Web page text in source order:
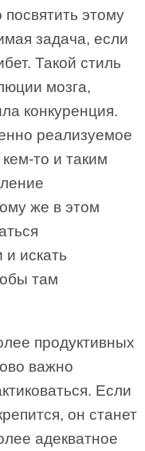
этому
задача, если
Такой стиль
мозга,
конкуренция.
реализуемое
то и таким
же в этом
искать
там
продуктивных
важно
Если
он станет
адекватное